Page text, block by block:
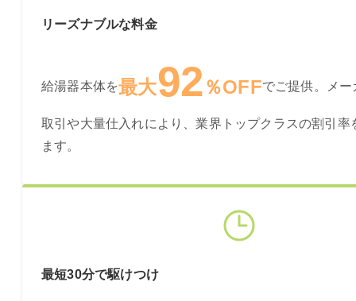
リーズナブルな料金
給湯器本体を最大92％OFFでご提供。メ
取引や大量仕入れにより、業界トップクラスの割引率
ます。
最短30分で駆けつけ